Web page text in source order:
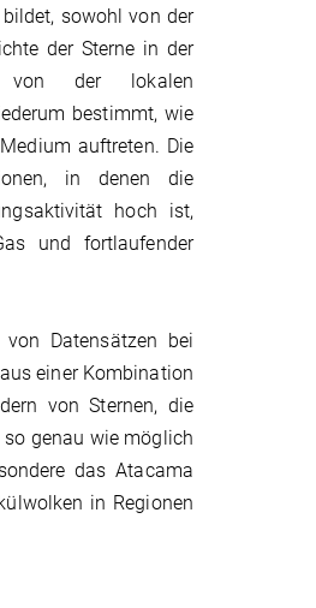
sowohl von der
der Sterne in der
von der lokalen
bestimmt, wie
auftreten. Die
in denen die
hoch ist,
und fortlaufender
Datensätzen bei
einer Kombination
von Sternen, die
so genau wie möglich
das Atacama
in Regionen